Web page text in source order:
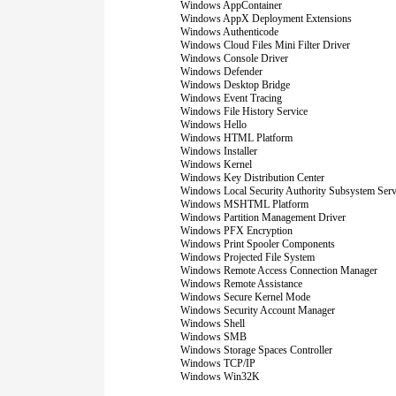
Windows AppContainer
Windows AppX Deployment Extensions
Windows Authenticode
Windows Cloud Files Mini Filter Driver
Windows Console Driver
Windows Defender
Windows Desktop Bridge
Windows Event Tracing
Windows File History Service
Windows Hello
Windows HTML Platform
Windows Installer
Windows Kernel
Windows Key Distribution Center
Windows Local Security Authority Subsystem
Windows MSHTML Platform
Windows Partition Management Driver
Windows PFX Encryption
Windows Print Spooler Components
Windows Projected File System
Windows Remote Access Connection Manager
Windows Remote Assistance
Windows Secure Kernel Mode
Windows Security Account Manager
Windows Shell
Windows SMB
Windows Storage Spaces Controller
Windows TCP/IP
Windows Win32K